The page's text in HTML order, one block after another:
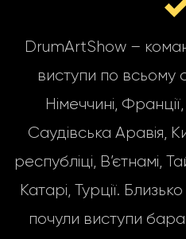
DrumArtShow –
виступи по всьому
Німеччині,
Саудівська Аравія,
республіці, В’єтнамі,
Катарі, Турції.
почули виступи